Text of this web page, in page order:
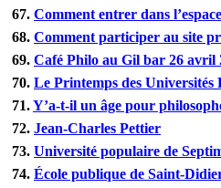
67. Comment entrer dans
68. Comment participer au site
69. Café Philo au Gil bar 26 avril
70. Le Printemps des Universités
71.Y’a-t-il un âge pour
72. Jean-Charles Pettier
73. Université populaire de
74. École publique de Saint-